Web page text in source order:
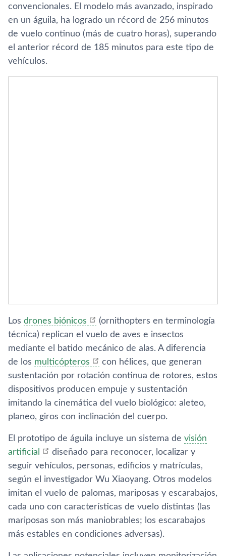
convencionales. El modelo más avanzado, inspirado
en un águila, ha logrado un récord de 256 minutos
de vuelo continuo (más de cuatro horas), superando
el anterior récord de 185 minutos para este tipo de
vehículos.
Los drones biónicos
(ornithopters en terminología
técnica) replican el vuelo de aves e insectos
mediante el batido mecánico de alas. A diferencia
de los multicópteros
con hélices, que generan
sustentación por rotación continua de rotores, estos
dispositivos producen empuje y sustentación
imitando la cinemática del vuelo biológico: aleteo,
planeo, giros con inclinación del cuerpo.
El prototipo de águila incluye un sistema de visión
artificial
diseñado para reconocer, localizar y
seguir vehículos, personas, edificios y matrículas,
según el investigador Wu Xiaoyang. Otros modelos
imitan el vuelo de palomas, mariposas y escarabajos,
cada uno con características de vuelo distintas (las
mariposas son más maniobrables; los escarabajos
más estables en condiciones adversas).